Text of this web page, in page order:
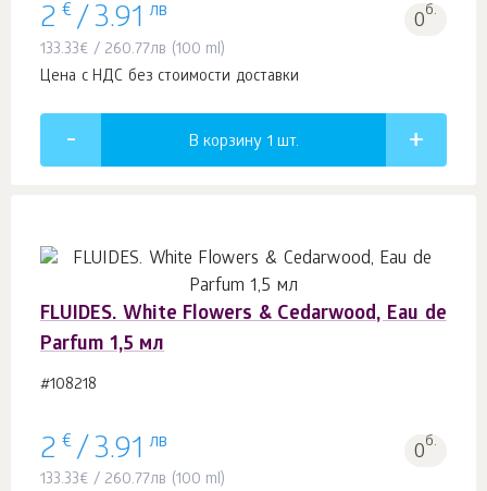
2 € /3.91 лв 0б.
133.33€ / 260.77лв (100 ml)
Цена с НДС без стоимости доставки
В корзину 1 шт.
FLUIDES. White Flowers & Cedarwood, Eau de
Parfum 1,5 мл
#108218
2 € /3.91 лв 0б.
133.33€ / 260.77лв (100 ml)